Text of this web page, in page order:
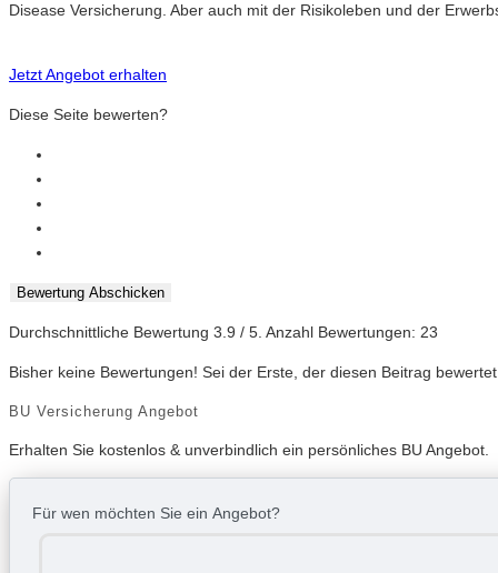
Disease Versicherung. Aber auch mit der Risikoleben und der
Jetzt Angebot erhalten
Diese Seite bewerten?
Bewertung Abschicken
Durchschnittliche Bewertung 3.9 / 5. Anzahl Bewertungen: 23
Bisher keine Bewertungen! Sei der Erste, der diesen Beitrag
BU Versicherung Angebot
Erhalten Sie kostenlos & unverbindlich ein persönliches BU Angebot.
Für wen möchten Sie ein Angebot?